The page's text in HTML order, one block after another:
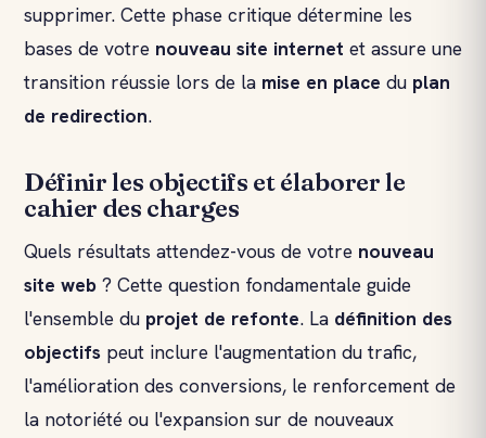
supprimer. Cette phase critique détermine les
bases de votre nouveau site internet et assure une
transition réussie lors de la mise en place du plan
de redirection.
Définir les objectifs et élaborer le
cahier des charges
Quels résultats attendez-vous de votre nouveau
site web ? Cette question fondamentale guide
l'ensemble du projet de refonte. La définition des
objectifs peut inclure l'augmentation du trafic,
l'amélioration des conversions, le renforcement de
la notoriété ou l'expansion sur de nouveaux